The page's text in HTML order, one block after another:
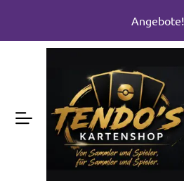
Angebote!